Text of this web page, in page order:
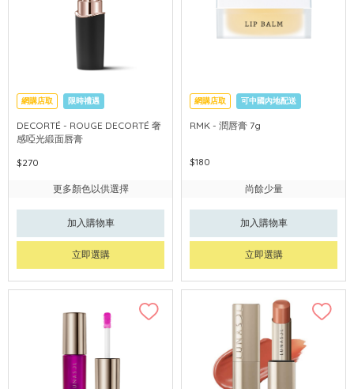
網購店取 限時禮遇
可中國內地配送
DECORTÉ - ROUGE DECORTÉ 奢
感啞光緞面唇膏
$270
更多顏色以供選擇
加入購物車
立即選購
網購店取 可中國內地配送
RMK - 潤唇膏 7g
$180
尚餘少量
加入購物車
立即選購